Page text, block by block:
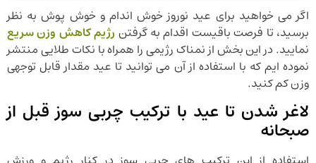
اگر می خواهید برای عید نوروز خوش اندام و خوش پوش به نظر
برسید، تا فرصت باقیست اقدام به گرفتن رژیم کاهش وزن سریع
نمایید. در این بخش از نمناک رژیمی را همراه با نکات طلایی منتشر
نموده ایم که با استفاده از آن می توانید تا عید مقدار قابل توجهی
وزن کم کنید.
لاغر شدن تا عید با ترکیب چربی سوز قبل از
صبحانه